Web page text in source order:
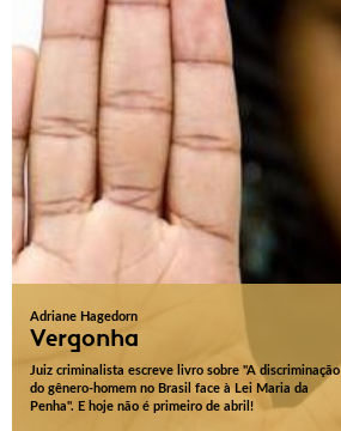
Adriane Hagedorn
Vergonha
Juiz criminalista escreve livro sobre "A discriminação
do gênero-homem no Brasil face à Lei Maria da
Penha". E hoje não é primeiro de abril!